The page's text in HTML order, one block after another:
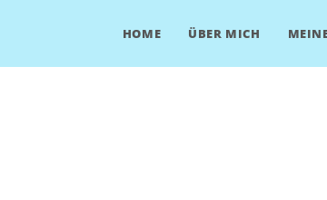
HOME ÜBER MICH